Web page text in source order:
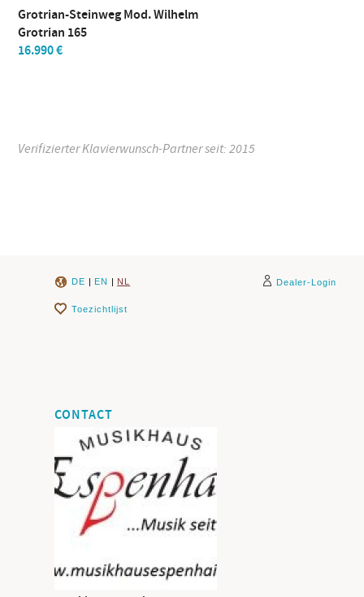
Grotrian-Steinweg Mod. Wilhelm
Grotrian 165
16.990 €
Verifizierter Klavierwunsch-Partner seit: 2015
DE | EN | NL Dealer-Login
Toezichtlijst
CONTACT